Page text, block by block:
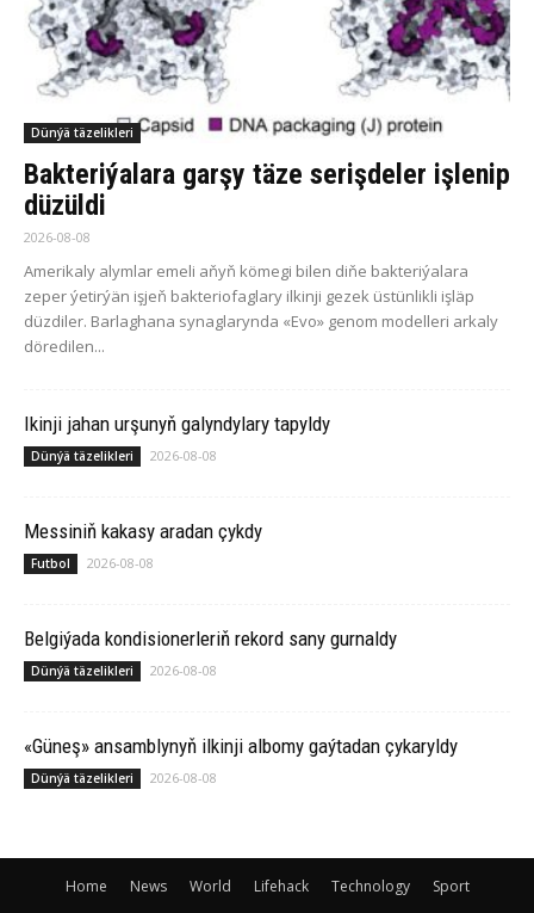
Dünýä täzelikleri
Bakteriýalara garşy täze serişdeler işlenip
düzüldi
2026-08-08
Amerikaly alymlar emeli aňyň kömegi bilen diňe bakteriýalara
zeper ýetirýän işjeň bakteriofaglary ilkinji gezek üstünlikli işläp
düzdiler. Barlaghana synaglarynda «Evo» genom modelleri arkaly
döredilen...
Ikinji jahan urşunyň galyndylary tapyldy
Dünýä täzelikleri 2026-08-08
Messiniň kakasy aradan çykdy
Futbol 2026-08-08
Belgiýada kondisionerleriň rekord sany gurnaldy
Dünýä täzelikleri 2026-08-08
«Güneş» ansamblynyň ilkinji albomy gaýtadan çykaryldy
Dünýä täzelikleri 2026-08-08
Home News World Lifehack Technology Sport